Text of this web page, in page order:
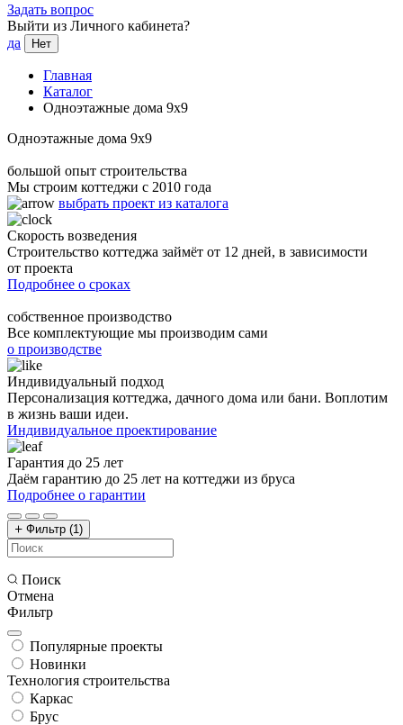
Задать вопрос
Выйти из Личного кабинета?
да
Нет
Главная
Каталог
Одноэтажные дома 9x9
Одноэтажные дома 9x9
большой опыт строительства
Мы строим коттеджи с 2010 года
выбрать проект из каталога
Скорость возведения
Строительство коттеджа займёт от 12 дней, в зависимости
от проекта
Подробнее о сроках
собственное производство
Все комплектующие мы производим сами
о производстве
Индивидуальный подход
Персонализация коттеджа, дачного дома или бани. Воплотим
в жизнь ваши идеи.
Индивидуальное проектирование
Гарантия до 25 лет
Даём гарантию до 25 лет на коттеджи из бруса
Подробнее о гарантии
Фильтр (1)
Поиск
Отмена
Фильтр
Популярные проекты
Новинки
Технология строительства
Каркас
Брус